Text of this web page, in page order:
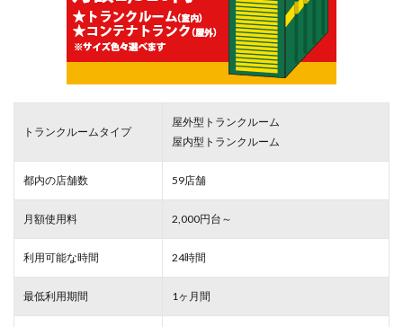
トランクルームタイプ
屋外型トランクルーム
屋内型トランクルーム
都内の店舗数 59店舗
月額使用料 2,000円台～
利用可能な時間 24時間
最低利用期間 1ヶ月間